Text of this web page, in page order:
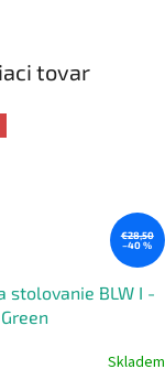
tovar
€28,50
–40 %
stolovanie BLW I -
Skladem